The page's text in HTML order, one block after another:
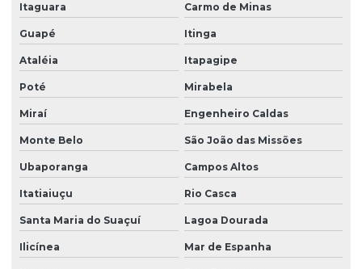
Itaguara Carmo de Minas
Guapé Itinga
Ataléia Itapagipe
Poté Mirabela
Miraí Engenheiro Caldas
Monte Belo São João das Missões
Ubaporanga Campos Altos
Itatiaiuçu Rio Casca
Santa Maria do Suaçuí Lagoa Dourada
Ilicínea Mar de Espanha